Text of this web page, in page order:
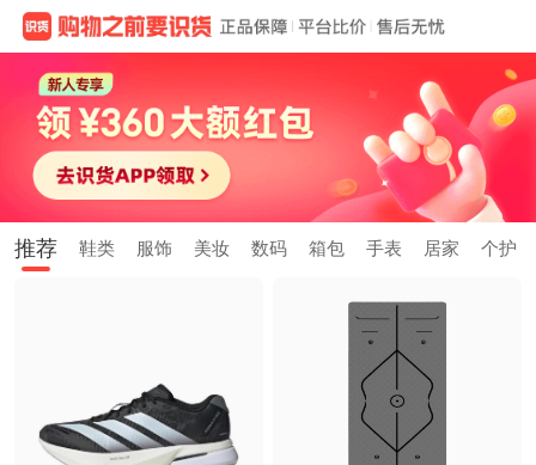
推荐 鞋类 服饰 美妆 数码 箱包 手表 居家 个护